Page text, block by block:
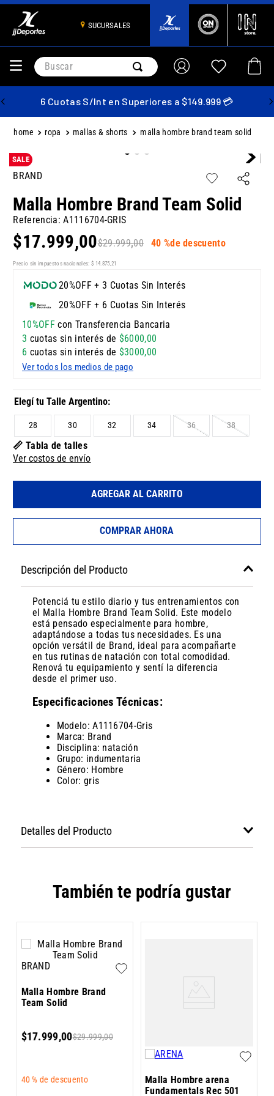
SUCURSALES
Buscar
6 Cuotas S/Int en Superiores a $149.999 💳
ropa mallas & shorts malla hombre brand team solid
SALE
BRAND
Malla Hombre Brand Team Solid
Referencia:A1116704-GRIS
$29.999,00
$17.999,00 40 %de descuento
Precio sin impuestos nacionales: $ 14.875,21
20%OFF + 3 Cuotas Sin Interés
20%OFF + 6 Cuotas Sin Interés
10%OFFcon Transferencia Bancaria
3 cuotas sin interés de $6000,00
6 cuotas sin interés de $3000,00
Ver todos los medios de pago
28 30 32 34 36 38
📏 Tabla de talles
Ver costos de envío
AGREGAR AL CARRITO
COMPRAR AHORA
Descripción del Producto
Potenciá tu estilo diario y tus entrenamientos con
el Malla Hombre Brand Team Solid. Este modelo
está pensado especialmente para hombre,
adaptándose a todas tus necesidades. Es una
opción versátil de Brand, ideal para acompañarte
en tus rutinas de natación con total comodidad.
Renová tu equipamiento y sentí la diferencia
desde el primer uso.
Especificaciones Técnicas:
Modelo: A1116704-Gris
Marca: Brand
Disciplina: natación
Grupo: indumentaria
Género: Hombre
Color: gris
Detalles del Producto
También te podría gustar
BRAND
Malla Hombre Brand
Team Solid
$17.999,00$29.999,00
40 % de descuento
Malla Hombre arena
Fundamentals Rec 501